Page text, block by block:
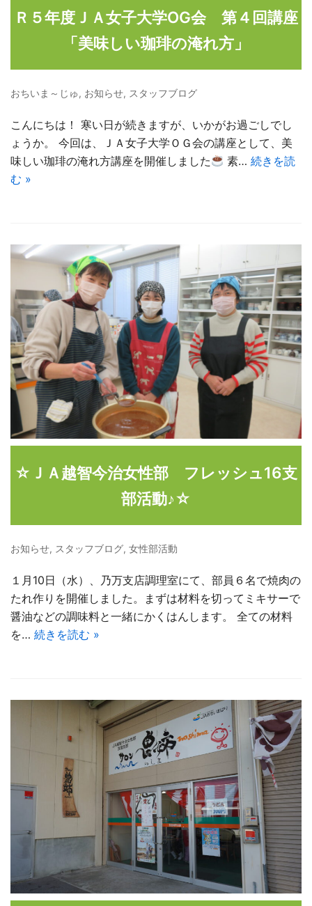
Ｒ５年度ＪＡ女子大学OG会 第４回講座
「美味しい珈琲の淹れ方」
おちいま～じゅ, お知らせ, スタッフブログ
こんにちは！ 寒い日が続きますが、いかがお過ごしでし
ょうか。 今回は、ＪＡ女子大学ＯＧ会の講座として、美
味しい珈琲の淹れ方講座を開催しました
素…続きを読
む »
☆ＪＡ越智今治女性部 フレッシュ16支
部活動♪☆
お知らせ, スタッフブログ, 女性部活動
１月10日（水）、乃万支店調理室にて、部員６名で焼肉の
たれ作りを開催しました。まずは材料を切ってミキサーで
醤油などの調味料と一緒にかくはんします。 全ての材料
を… 続きを読む »